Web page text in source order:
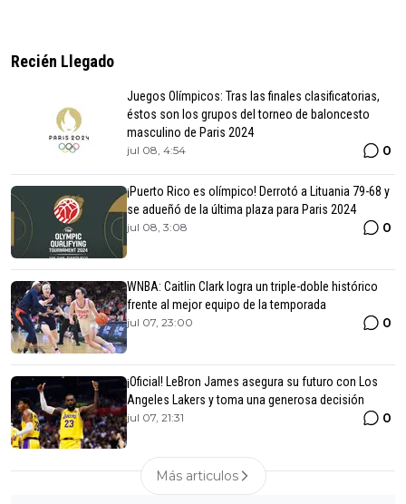
Recién Llegado
Juegos Olímpicos: Tras las finales clasificatorias,
éstos son los grupos del torneo de baloncesto
masculino de Paris 2024
jul 08, 4:54 0
¡Puerto Rico es olímpico! Derrotó a Lituania 79-68 y
se adueñó de la última plaza para Paris 2024
jul 08, 3:08 0
WNBA: Caitlin Clark logra un triple-doble histórico
frente al mejor equipo de la temporada
jul 07, 23:00 0
¡Oficial! LeBron James asegura su futuro con Los
Angeles Lakers y toma una generosa decisión
jul 07, 21:31 0
Más articulos